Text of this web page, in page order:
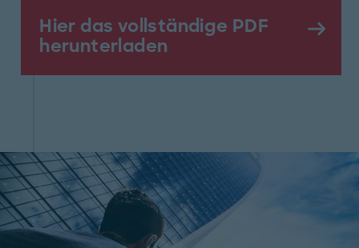
Hier das vollständige PDF
herunterladen